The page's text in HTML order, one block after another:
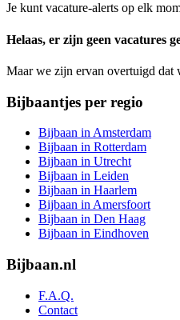
Je kunt vacature-alerts op elk
Helaas, er zijn geen vacatures
Maar we zijn ervan overtuigd dat
Bijbaantjes per regio
Bijbaan in Amsterdam
Bijbaan in Rotterdam
Bijbaan in Utrecht
Bijbaan in Leiden
Bijbaan in Haarlem
Bijbaan in Amersfoort
Bijbaan in Den Haag
Bijbaan in Eindhoven
Bijbaan.nl
F.A.Q.
Contact